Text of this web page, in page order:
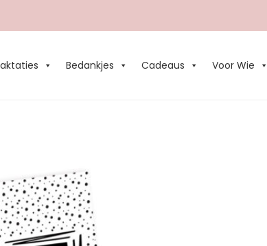
Bedankjes Cadeaus Voor Wie